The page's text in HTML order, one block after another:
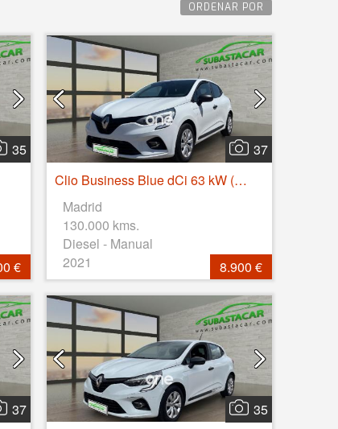
ORDENAR POR
35
€
37
Clio Business Blue dCi 63 kW (85CV)
Madrid
130.000 kms.
Diesel - Manual
2021
8.900 €
37
35